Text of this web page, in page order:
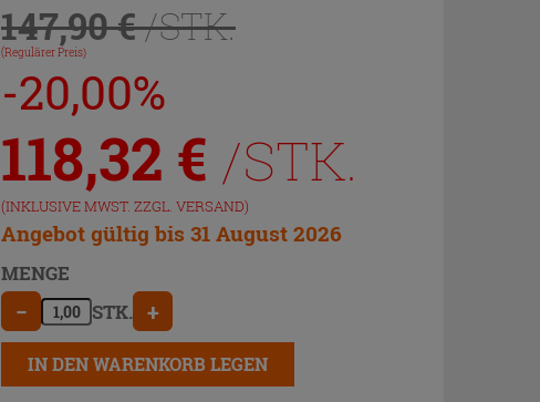
147,90 €/STK.
(Regulärer Preis)
-20,00%
118,32 € /STK.
(INKLUSIVE MWST. ZZGL. VERSAND)
Angebot gültig bis 31 August 2026
MENGE
− STK. +
IN DEN WARENKORB LEGEN